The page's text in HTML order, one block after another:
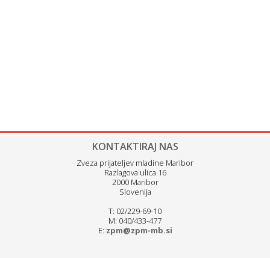
KONTAKTIRAJ NAS
Zveza prijateljev mladine Maribor
Razlagova ulica 16
2000 Maribor
Slovenija
T: 02/229-69-10
M: 040/433-477
E: zpm@zpm-mb.si